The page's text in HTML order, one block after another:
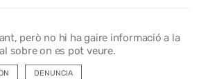
però no hi ha gaire informació a la
sobre on es pot veure.
DENUNCIA